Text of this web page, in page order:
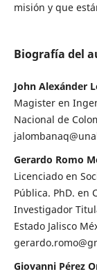
misión y que
Biografía del
John Alexánder
Magister en
Nacional de
Gerardo Romo
Licenciado en
Pública. PhD. en
Investigador
Estado Jalisco
Giovanni Pérez